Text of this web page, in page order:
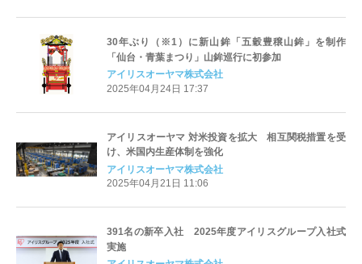
30年ぶり（※1）に新山鉾「五穀豊穣山鉾」を制作
「仙台・青葉まつり」山鉾巡行に初参加
アイリスオーヤマ株式会社
2025年04月24日 17:37
アイリスオーヤマ 対米投資を拡大 相互関税措置を受
け、米国内生産体制を強化
アイリスオーヤマ株式会社
2025年04月21日 11:06
391名の新卒入社 2025年度アイリスグループ入社式
実施